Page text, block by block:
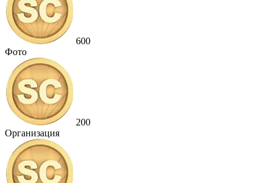
600
Фото
200
Организация